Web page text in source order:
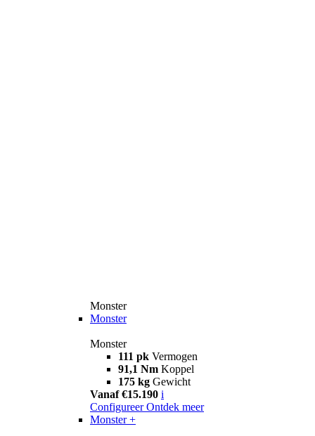
Monster
Monster
Monster
111 pk Vermogen
91,1 Nm Koppel
175 kg Gewicht
Vanaf €15.190 i
Configureer Ontdek meer
Monster +